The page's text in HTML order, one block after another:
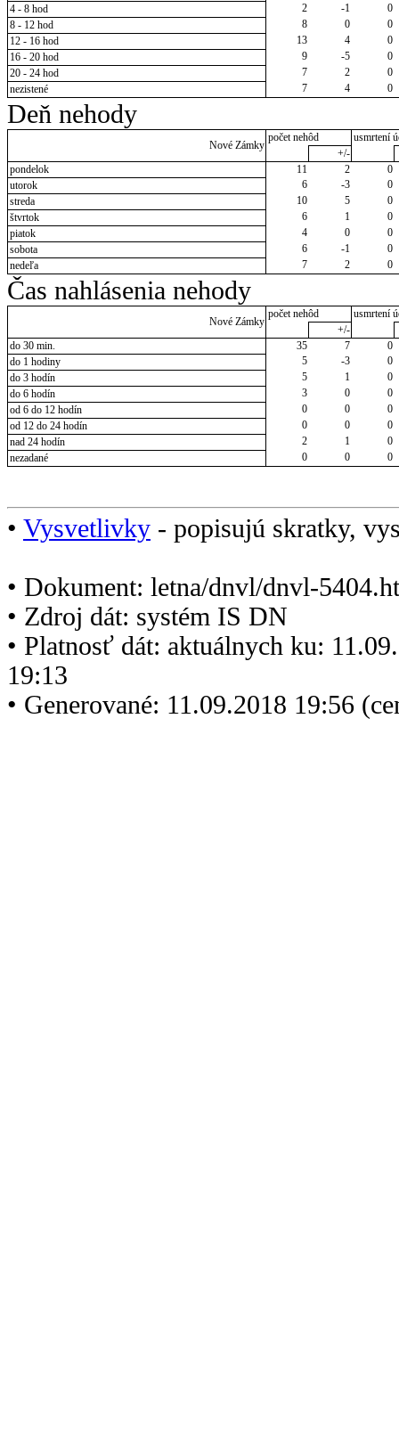
4 - 8 hod
2 -1
0
8 - 12 hod
8 0
0
12 - 16 hod
13 4
0
16 - 20 hod
9 -5
0
20 - 24 hod
7 2
0
nezistené
7 4 0
Deň nehody
Nové Zámky
počet nehôd
usmrtení
+/-
pondelok
11 2
0
utorok
6 -3
0
streda
10 5
0
štvrtok
6 1
0
piatok
4 0
0
sobota
6 -1
0
nedeľa
7 2 0
Čas nahlásenia nehody
Nové Zámky
počet nehôd
usmrtení
+/-
do 30 min.
35 7
0
do 1 hodiny
5 -3
0
do 3 hodín
5 1
0
do 6 hodín
3 0
0
od 6 do 12 hodín
0 0
0
od 12 do 24 hodín
0 0
0
nad 24 hodín
2 1
0
nezadané
0 0 0
• Vysvetlivky - popisujú skratky,
• Dokument: letna/dnvl/dnvl-
• Zdroj dát: systém IS DN
• Platnosť dát: aktuálnych ku:
19:13
• Generované: 11.09.2018 19:56